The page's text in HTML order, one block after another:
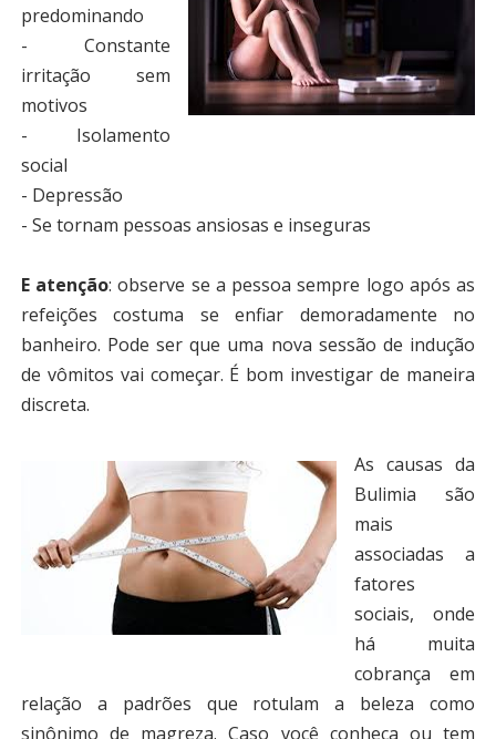
predominando
- Constante
irritação sem
motivos
- Isolamento
social
- Depressão
- Se tornam pessoas ansiosas e inseguras
E atenção: observe se a pessoa sempre logo após as
refeições costuma se enfiar demoradamente no
banheiro. Pode ser que uma nova sessão de indução
de vômitos vai começar. É bom investigar de maneira
discreta.
As causas da
Bulimia são
mais
associadas a
fatores
sociais, onde
há muita
cobrança em
relação a padrões que rotulam a beleza como
sinônimo de magreza. Caso você conheça ou tem